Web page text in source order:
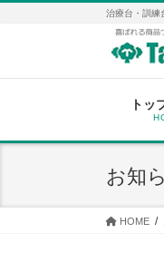
キ
に
治療台・訓練
トッ
お知
HOME